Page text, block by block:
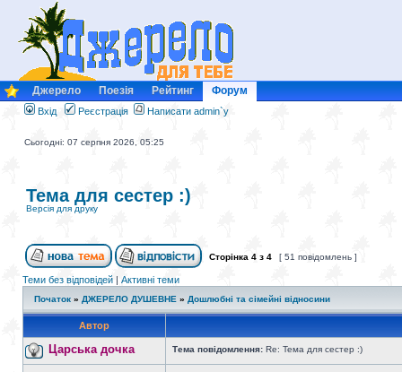
Джерело Поезія Рейтинг Форум
Вхід Реєстрація Написати admin`у
Сьогодні: 07 серпня 2026, 05:25
Тема для сестер :)
Версія для друку
Сторінка 4 з 4 [ 51 повідомлень ]
Теми без відповідей | Активні теми
Початок » ДЖЕРЕЛО ДУШЕВНЕ » Дошлюбні та сімейні відносини
Автор
Царська дочка Тема повідомлення: Re: Тема для сестер :)